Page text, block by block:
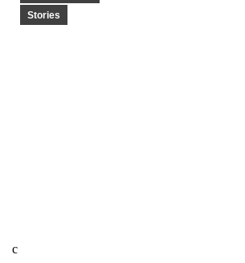
Stories
c